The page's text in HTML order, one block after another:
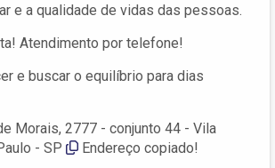
e a qualidade de vidas das pessoas.
Atendimento por telefone!
e buscar o equilíbrio para dias
Morais, 2777 - conjunto 44 - Vila
- SP
Endereço copiado!